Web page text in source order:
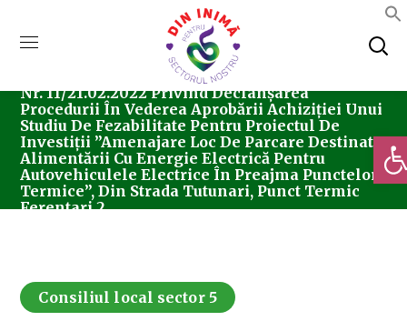
Consiliul Local Sector 5
Nr. 11/21.02.2022 Privind Declanșarea
Procedurii În Vederea Aprobării Achiziției Unui
Studiu De Fezabilitate Pentru Proiectul De
Investiții ”Amenajare Loc De Parcare Destinat
Alimentării Cu Energie Electrică Pentru
Autovehiculele Electrice În Preajma Punctelor
Termice”, Din Strada Tutunari, Punct Termic
Ferentari 2.
Consiliul local sector 5